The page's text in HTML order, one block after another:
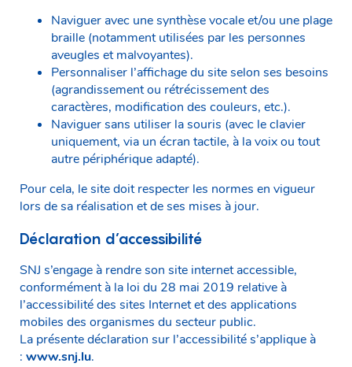
Naviguer avec une synthèse vocale et/ou une plage
braille (notamment utilisées par les personnes
aveugles et malvoyantes).
Personnaliser l’affichage du site selon ses besoins
(agrandissement ou rétrécissement des
caractères, modification des couleurs, etc.).
Naviguer sans utiliser la souris (avec le clavier
uniquement, via un écran tactile, à la voix ou tout
autre périphérique adapté).
Pour cela, le site doit respecter les normes en vigueur
lors de sa réalisation et de ses mises à jour.
Déclaration d’accessibilité
SNJ s’engage à rendre son site internet accessible,
conformément à la loi du 28 mai 2019 relative à
l’accessibilité des sites Internet et des applications
mobiles des organismes du secteur public.
La présente déclaration sur l’accessibilité s’applique à
: www.snj.lu.